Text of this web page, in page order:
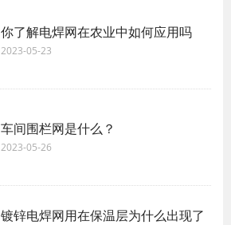
你了解电焊网在农业中如何应用吗
2023-05-23
车间围栏网是什么？
2023-05-26
镀锌电焊网用在保温层为什么出现了